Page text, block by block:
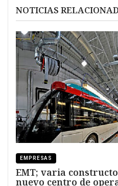
NOTICIAS
EMPRESAS
EMT; varia
nuevo centro de